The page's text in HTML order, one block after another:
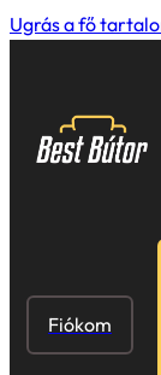
Ugrás a fő
Fiókom